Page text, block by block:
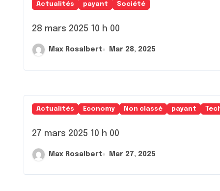
Actualités payant Société
28 mars 2025 10 h 00
Max Rosalbert Mar 28, 2025
Actualités Economy Non classé payant
27 mars 2025 10 h 00
Max Rosalbert Mar 27, 2025